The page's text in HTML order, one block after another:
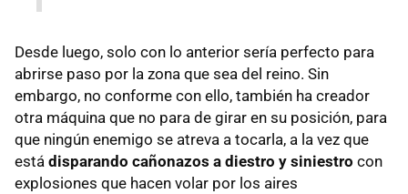
Desde luego, solo con lo anterior sería perfecto para
abrirse paso por la zona que sea del reino. Sin
embargo, no conforme con ello, también ha creador
otra máquina que no para de girar en su posición, para
que ningún enemigo se atreva a tocarla, a la vez que
está disparando cañonazos a diestro y siniestro con
explosiones que hacen volar por los aires